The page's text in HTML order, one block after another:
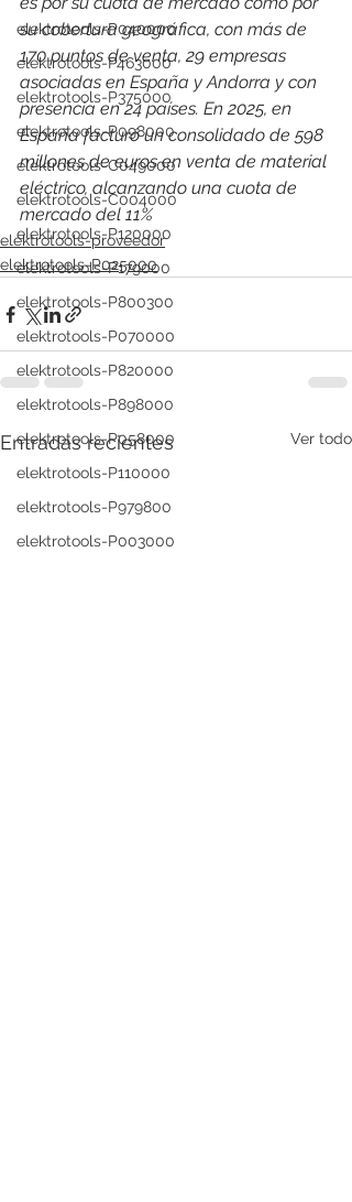
elektrotools-P040000
elektrotools-P463000
elektrotools-P375000
elektrotools-P098000
elektrotools-C049000
elektrotools-C004000
elektrotools-P120000
elektrotools-P179000
elektrotools-P800300
elektrotools-P070000
elektrotools-P820000
elektrotools-P898000
elektrotools-P058000
elektrotools-P110000
elektrotools-P979800
elektrotools-P003000
su cobertura geográfica, con más de
170 puntos de venta, 29 empresas
asociadas en España y Andorra y con
presencia en 24 países. En 2025, en
España facturó un consolidado de 598
millones de euros en venta de material
eléctrico, alcanzando una cuota de
mercado del 11%
elektrotools-proveedor
elektrotools-P025000
Entradas recientes Ver todo